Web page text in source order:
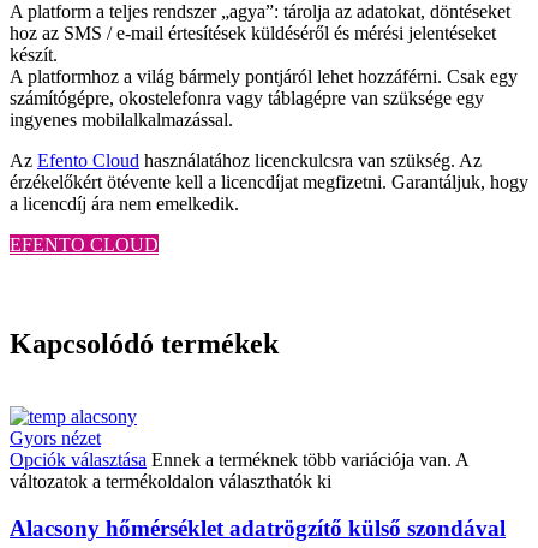
A platform a teljes rendszer „agya”: tárolja az adatokat, döntéseket
hoz az SMS / e-mail értesítések küldéséről és mérési jelentéseket
készít.
A platformhoz a világ bármely pontjáról lehet hozzáférni. Csak egy
számítógépre, okostelefonra vagy táblagépre van szüksége egy
ingyenes mobilalkalmazással.
Az Efento Cloud használatához licenckulcsra van szükség. Az
érzékelőkért ötévente kell a licencdíjat megfizetni. Garantáljuk, hogy
a licencdíj ára nem emelkedik.
EFENTO CLOUD
Kapcsolódó termékek
Gyors nézet
Opciók választása Ennek a terméknek több variációja van. A
változatok a termékoldalon választhatók ki
Alacsony hőmérséklet adatrögzítő külső szondával